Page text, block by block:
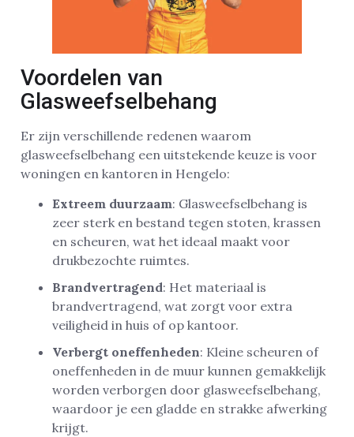
Voordelen van
Glasweefselbehang
Er zijn verschillende redenen waarom
glasweefselbehang een uitstekende keuze is voor
woningen en kantoren in Hengelo:
Extreem duurzaam: Glasweefselbehang is
zeer sterk en bestand tegen stoten, krassen
en scheuren, wat het ideaal maakt voor
drukbezochte ruimtes.
Brandvertragend: Het materiaal is
brandvertragend, wat zorgt voor extra
veiligheid in huis of op kantoor.
Verbergt oneffenheden: Kleine scheuren of
oneffenheden in de muur kunnen gemakkelijk
worden verborgen door glasweefselbehang,
waardoor je een gladde en strakke afwerking
krijgt.